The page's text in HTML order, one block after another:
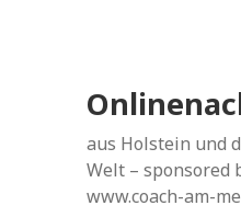
aus Holstein und
Welt – sponsored
www.coach-am-